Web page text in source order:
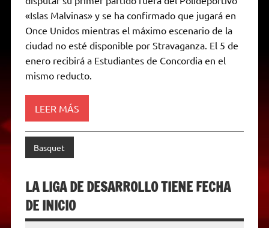
A
p
p
r
a
m
r
o
k
g
e
n
k
F
r
i
n
d
l
«Islas Malvinas» y se ha confirmado que jugará en
Once Unidos mientras el máximo escenario de la
ciudad no esté disponible por Stravaganza. El 5 de
enero recibirá a Estudiantes de Concordia en el
mismo reducto.
LEER MÁS
Basquet
LA LIGA DE DESARROLLO TIENE FECHA
DE INICIO